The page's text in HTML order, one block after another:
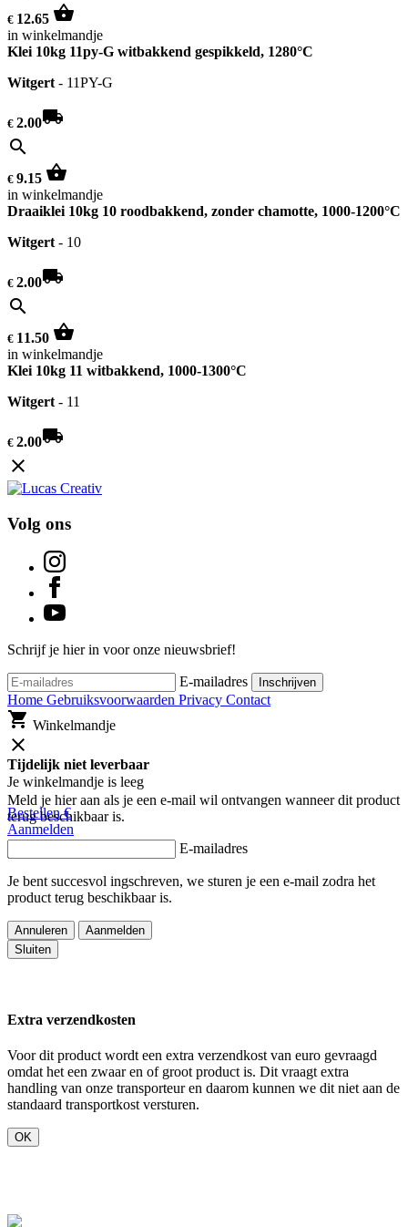
€ 12.65 shopping_basket
in winkelmandje
Klei 10kg 11py-G witbakkend gespikkeld, 1280°C
Witgert - 11PY-G
€ 2.00local_shipping
search
€ 9.15 shopping_basket
in winkelmandje
Draaiklei 10kg 10 roodbakkend, zonder chamotte, 1000-1200°C
Witgert - 10
€ 2.00local_shipping
search
€ 11.50 shopping_basket
in winkelmandje
Klei 10kg 11 witbakkend, 1000-1300°C
Witgert - 11
€ 2.00local_shipping
close
Volg ons
Schrijf je hier in voor onze nieuwsbrief!
E-mailadres Inschrijven
Home Gebruiksvoorwaarden Privacy Contact
shopping_cart Winkelmandje
close
Je winkelmandje is leeg
Bestellen€
Aanmelden
Tijdelijk niet leverbaar
Meld je hier aan als je een e-mail wil ontvangen wanneer dit product
terug beschikbaar is.
E-mailadres
Je bent succesvol ingschreven, we sturen je een e-mail zodra het
product terug beschikbaar is.
Annuleren
Aanmelden
Sluiten
Extra verzendkosten
Voor dit product wordt een extra verzendkost van euro gevraagd
omdat het een zwaar en of groot product is. Dit vraagt extra
handling van onze transporteur en daarom kunnen we dit niet aan de
standaard transportkost versturen.
OK